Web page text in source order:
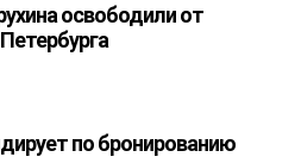
освободили от
по бронированию